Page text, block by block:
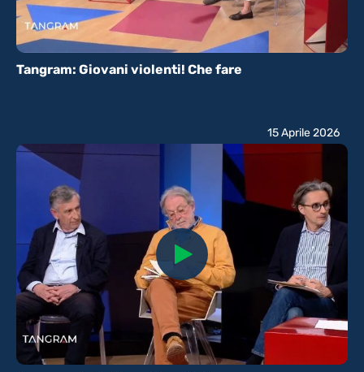
Tangram: Giovani violenti! Che fare
15 Aprile 2026